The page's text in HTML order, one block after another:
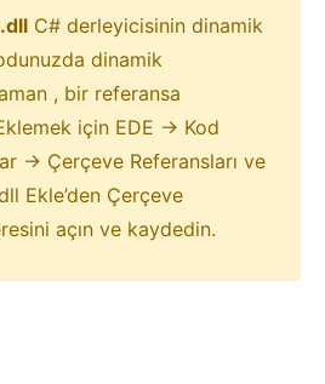
C# derleyicisinin dinamik
dinamik
, bir referansa
için EDE -> Kod
-> Çerçeve Referansları ve
Ekle’den Çerçeve
açın ve kaydedin.